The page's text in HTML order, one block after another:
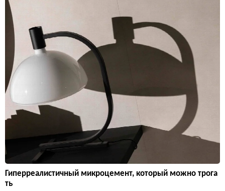
Гиперреалистичный микроцемент, который можно трога
ть